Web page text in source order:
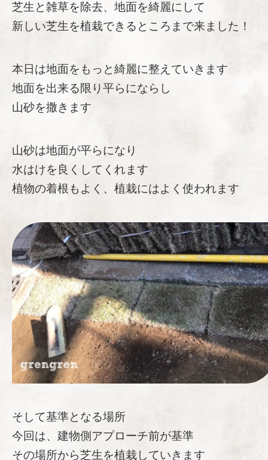
芝生と雑草を除去、地面を綺麗にして
新しい芝生を植栽できるところまで来ました！
本日は地面をもっと綺麗に整えていきます
地面を出来る限り平らにならし
山砂を撒きます
山砂は地面が平らになり
水はけを良くしてくれます
植物の着根もよく、植栽にはよく使われます
そして基準となる場所
今回は、建物側アプローチ前が基準
その場所から芝生を植栽していきます